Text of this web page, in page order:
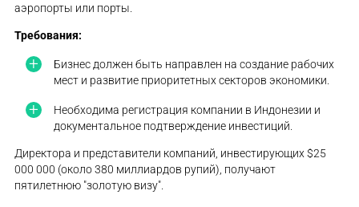
аэропорты или порты.
Требования:
Бизнес должен быть направлен на создание рабочих
мест и развитие приоритетных секторов экономики.
Необходима регистрация компании в Индонезии и
документальное подтверждение инвестиций.
Директора и представители компаний, инвестирующих $25
000 000 (около 380 миллиардов рупий), получают
пятилетнюю "золотую визу".